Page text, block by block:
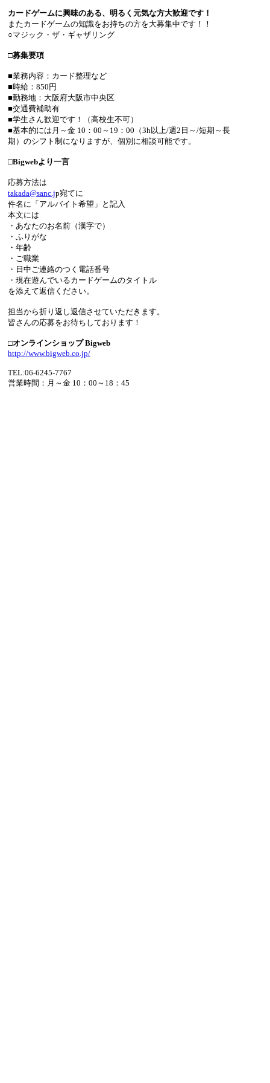
カードゲームに興味のある、明るく元気な方大歓迎です！
またカードゲームの知識をお持ちの方を大募集中です！！
○マジック・ザ・ギャザリング
□募集要項
■業務内容：カード整理など
■時給：850円
■勤務地：大阪府大阪市中央区
■交通費補助有
■学生さん歓迎です！（高校生不可）
■基本的には月～金 10：00～19：00（3h以上/週2日～/短期～長
期）のシフト制になりますが、個別に相談可能です。
□Bigwebより一言
応募方法は
takada@sanc.jp宛てに
件名に「アルバイト希望」と記入
本文には
・あなたのお名前（漢字で）
・ふりがな
・年齢
・ご職業
・日中ご連絡のつく電話番号
・現在遊んでいるカードゲームのタイトル
を添えて返信ください。
担当から折り返し返信させていただきます。
皆さんの応募をお待ちしております！
□オンラインショップ Bigweb
http://www.bigweb.co.jp/
TEL:06-6245-7767
営業時間：月～金 10：00～18：45